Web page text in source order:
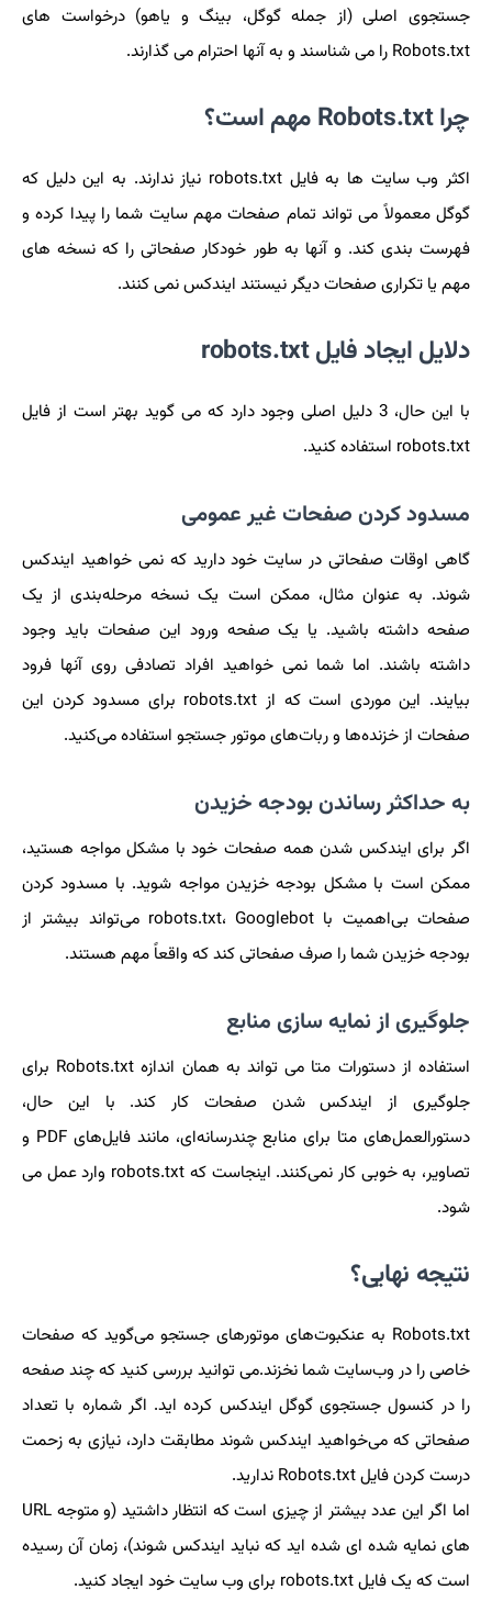
جستجوی اصلی (از جمله گوگل، بینگ و یاهو) درخواست های
Robots.txt را می شناسند و به آنها احترام می گذارند.
چرا Robots.txt مهم است؟
اکثر وب سایت ها به فایل robots.txt نیاز ندارند. به این دلیل که
گوگل معمولاً می تواند تمام صفحات مهم سایت شما را پیدا کرده و
فهرست بندی کند. و آنها به طور خودکار صفحاتی را که نسخه های
مهم یا تکراری صفحات دیگر نیستند ایندکس نمی کنند.
دلایل ایجاد فایل robots.txt
با این حال، 3 دلیل اصلی وجود دارد که می گوید بهتر است از فایل
robots.txt استفاده کنید.
مسدود کردن صفحات غیر عمومی
گاهی اوقات صفحاتی در سایت خود دارید که نمی خواهید ایندکس
شوند. به عنوان مثال، ممکن است یک نسخه مرحله‌بندی از یک
صفحه داشته باشید. یا یک صفحه ورود این صفحات باید وجود
داشته باشند. اما شما نمی خواهید افراد تصادفی روی آنها فرود
بیایند. این موردی است که از robots.txt برای مسدود کردن این
صفحات از خزنده‌ها و ربات‌های موتور جستجو استفاده می‌کنید.
به حداکثر رساندن بودجه خزیدن
اگر برای ایندکس شدن همه صفحات خود با مشکل مواجه هستید،
ممکن است با مشکل بودجه خزیدن مواجه شوید. با مسدود کردن
صفحات بی‌اهمیت با robots.txt، Googlebot می‌تواند بیشتر از
بودجه خزیدن شما را صرف صفحاتی کند که واقعاً مهم هستند.
جلوگیری از نمایه سازی منابع
استفاده از دستورات متا می تواند به همان اندازه Robots.txt برای
جلوگیری از ایندکس شدن صفحات کار کند. با این حال،
دستورالعمل‌های متا برای منابع چندرسانه‌ای، مانند فایل‌های PDF و
تصاویر، به خوبی کار نمی‌کنند. اینجاست که robots.txt وارد عمل می
شود.
نتیجه نهایی؟
Robots.txt به عنکبوت‌های موتورهای جستجو می‌گوید که صفحات
خاصی را در وب‌سایت شما نخزند.می توانید بررسی کنید که چند صفحه
را در کنسول جستجوی گوگل ایندکس کرده اید. اگر شماره با تعداد
صفحاتی که می‌خواهید ایندکس شوند مطابقت دارد، نیازی به زحمت
درست کردن فایل Robots.txt ندارید.
اما اگر این عدد بیشتر از چیزی است که انتظار داشتید (و متوجه URL
های نمایه شده ای شده اید که نباید ایندکس شوند)، زمان آن رسیده
است که یک فایل robots.txt برای وب سایت خود ایجاد کنید.